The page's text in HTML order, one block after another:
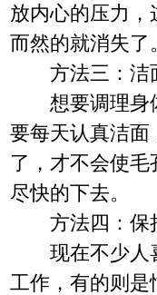
放内心的压力
而然的就消失了
方法三：洁
想要调理身
要每天认真洁面
了，才不会使
尽快的下去。
方法四：保
现在不少人
工作，有的则是